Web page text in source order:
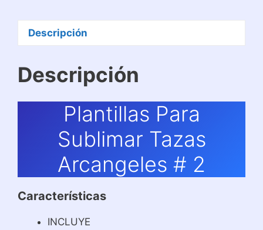
Descripción
Descripción
Plantillas Para
Sublimar Tazas
Arcangeles # 2
Características
INCLUYE